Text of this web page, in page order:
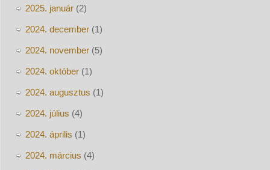
2025. január(2)
2024. december(1)
2024. november(5)
2024. október(1)
2024. augusztus (1)
2024. július (4)
2024. április (1)
2024. március (4)